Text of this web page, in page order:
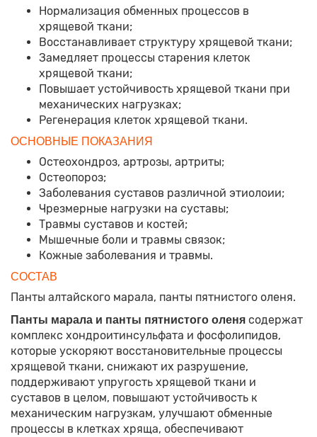
Нормализация обменных процессов в
хрящевой ткани;
Восстанавливает структуру хрящевой ткани;
Замедляет процессы старения клеток
хрящевой ткани;
Повышает устойчивость хрящевой ткани при
механических нагрузках;
Регенерация клеток хрящевой ткани.
ОСНОВНЫЕ ПОКАЗАНИЯ
Остеохондроз, артрозы, артриты;
Остеопороз;
Заболевания суставов различной этиолоии;
Чрезмерные нагрузки на суставы;
Травмы суставов и костей;
Мышечные боли и травмы связок;
Кожные заболевания и травмы.
СОСТАВ
Панты алтайского марала, панты пятнистого оленя.
Панты марала и панты пятнистого оленя содержат
комплекс хондроитинсульфата и фосфолипидов,
которые ускоряют восстановительные процессы
хрящевой ткани, снижают их разрушение,
поддерживают упругость хрящевой ткани и
суставов в целом, повышают устойчивость к
механическим нагрузкам, улучшают обменные
процессы в клетках хряща, обеспечивают